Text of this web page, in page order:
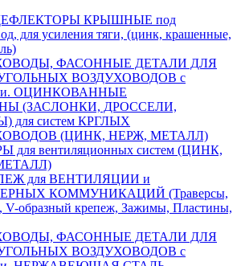
КРЫШНЫЕ под
для усиления тяги, (цинк, крашенные,
ФАСОННЫЕ ДЕТАЛИ ДЛЯ
ВОЗДУХОВОДОВ с
ОЦИНКОВАННЫЕ
(ЗАСЛОНКИ, ДРОССЕЛИ,
для систем КРГЛЫХ
(ЦИНК, НЕРЖ, МЕТАЛЛ)
для вентиляционных систем (ЦИНК,
для ВЕНТИЛЯЦИИ и
КОММУНИКАЦИЙ (Траверсы,
V-образный крепеж, Зажимы, Пластины,
ФАСОННЫЕ ДЕТАЛИ ДЛЯ
ВОЗДУХОВОДОВ с